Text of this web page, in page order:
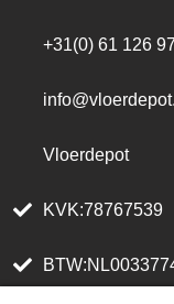
+31(0) 61 126
Vloerdepot
KVK:78767539